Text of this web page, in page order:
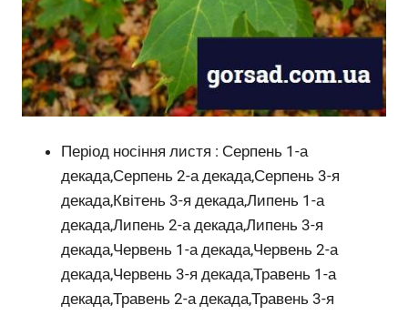
Період носіння листя : Серпень 1-а
декада,Серпень 2-а декада,Серпень 3-я
декада,Квітень 3-я декада,Липень 1-а
декада,Липень 2-а декада,Липень 3-я
декада,Червень 1-а декада,Червень 2-а
декада,Червень 3-я декада,Травень 1-а
декада,Травень 2-а декада,Травень 3-я